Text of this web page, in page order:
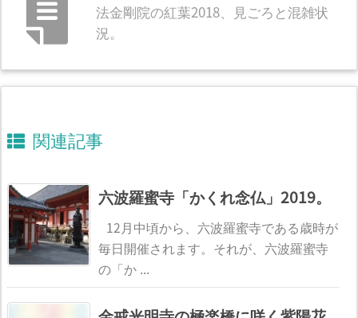
法金剛院の紅葉2018、見ごろと混雑状
況。
関連記事
六波羅蜜寺「かくれ念仏」2019。
12月中頃から、六波羅蜜寺である歳時が
毎日開催されます。それが、六波羅蜜寺
の「か ...